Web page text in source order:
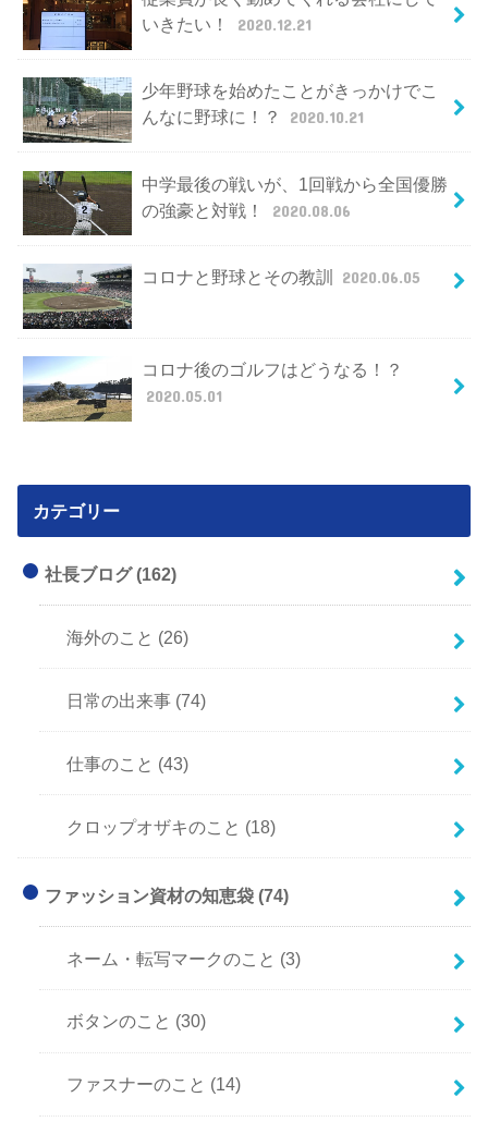
いきたい！
2020.12.21
少年野球を始めたことがきっかけでこ
んなに野球に！？
2020.10.21
中学最後の戦いが、1回戦から全国優勝
の強豪と対戦！
2020.08.06
コロナと野球とその教訓 2020.06.05
コロナ後のゴルフはどうなる！？
2020.05.01
カテゴリー
社長ブログ(162)
海外のこと (26)
日常の出来事 (74)
仕事のこと (43)
クロップオザキのこと (18)
ファッション資材の知恵袋(74)
ネーム・転写マークのこと (3)
ボタンのこと (30)
ファスナーのこと (14)